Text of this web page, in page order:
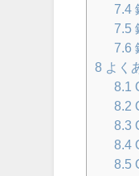
7.4
7.5
7.6
8 よく
8.1
8.2
8.3
8.4
8.5